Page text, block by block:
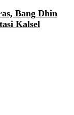
Bang Dhin
Kalsel